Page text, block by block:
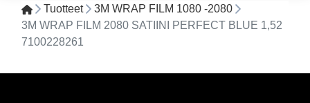
Tuotteet
3M WRAP FILM 1080 -2080
3M WRAP FILM 2080 SATIINI PERFECT BLUE 1,52
7100228261